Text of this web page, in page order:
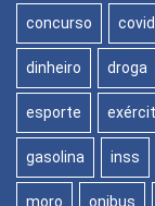
concurso covid
dinheiro droga
esporte
gasolina inss
moro onibus